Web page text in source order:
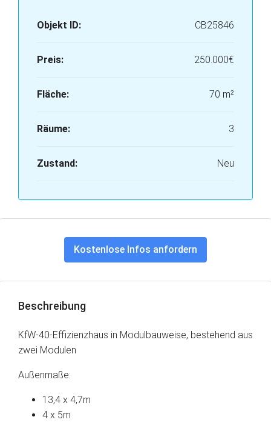
Objekt ID: CB25846
Preis: 250.000€
Fläche: 70 m²
Räume: 3
Zustand: Neu
Kostenlose Infos anfordern
Beschreibung
KfW-40-Effizienzhaus in Modulbauweise, bestehend aus
zwei Modulen
Außenmaße:
13,4 x 4,7m
4 x 5m